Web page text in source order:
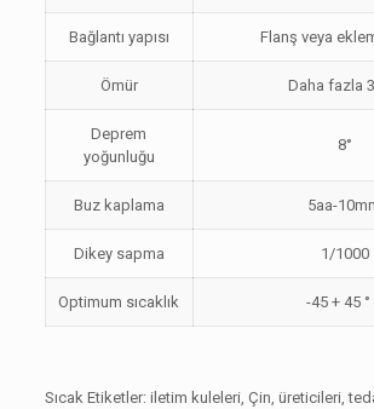
Bağlantı yapısı Flanş veya
Ömür Daha fazla
Deprem
yoğunluğu
8°
Buz kaplama 5aa-
Dikey sapma 1/1000
Optimum sıcaklık -45 + 45 °
Sıcak Etiketler: iletim kuleleri, Çin, üreticileri,